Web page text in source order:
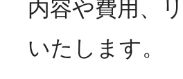
内容や費用、
いたします。